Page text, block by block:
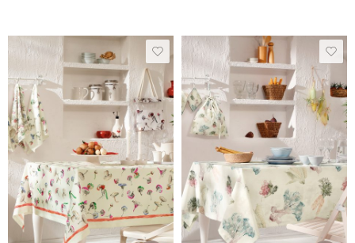
160*260 см 160*260 см